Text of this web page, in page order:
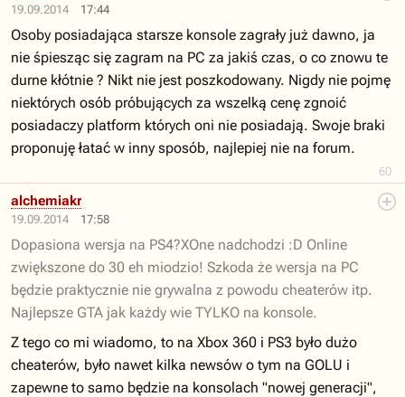
19.09.2014 17:44
60
Osoby posiadająca starsze konsole zagrały już dawno, ja
nie śpiesząc się zagram na PC za jakiś czas, o co znowu te
durne kłótnie ? Nikt nie jest poszkodowany. Nigdy nie pojmę
niektórych osób próbujących za wszelką cenę zgnoić
posiadaczy platform których oni nie posiadają. Swoje braki
proponuję łatać w inny sposób, najlepiej nie na forum.
19.09.2014 17:58
alchemiakr
Dopasiona wersja na PS4?XOne nadchodzi :D Online
zwiększone do 30 eh miodzio! Szkoda że wersja na PC
będzie praktycznie nie grywalna z powodu cheaterów itp.
Najlepsze GTA jak każdy wie TYLKO na konsole.
Z tego co mi wiadomo, to na Xbox 360 i PS3 było dużo
cheaterów, było nawet kilka newsów o tym na GOLU i
zapewne to samo będzie na konsolach "nowej generacji",